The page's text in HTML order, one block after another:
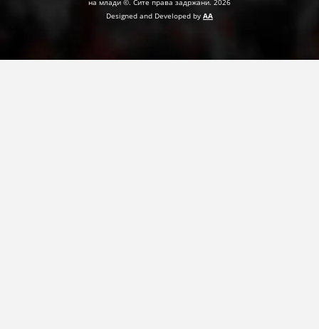
на млади ©. Сите права задржани. 2026
Designed and Developed by AA